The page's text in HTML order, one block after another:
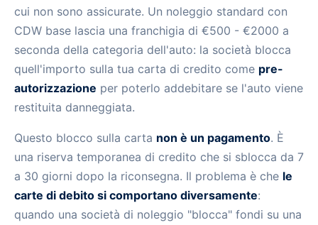
cui non sono assicurate. Un noleggio standard con
CDW base lascia una franchigia di €500 - €2000 a
seconda della categoria dell'auto: la società blocca
quell'importo sulla tua carta di credito come pre-
autorizzazione per poterlo addebitare se l'auto viene
restituita danneggiata.
Questo blocco sulla carta non è un pagamento. È
una riserva temporanea di credito che si sblocca da 7
a 30 giorni dopo la riconsegna. Il problema è che le
carte di debito si comportano diversamente:
quando una società di noleggio "blocca" fondi su una